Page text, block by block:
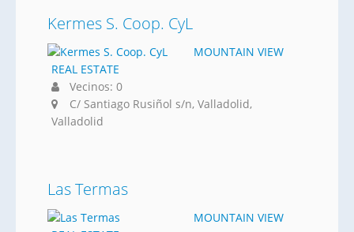
Kermes S. Coop. CyL
MOUNTAIN VIEW
REAL ESTATE
Vecinos: 0
C/ Santiago Rusiñol s/n, Valladolid,
Valladolid
Las Termas
MOUNTAIN VIEW